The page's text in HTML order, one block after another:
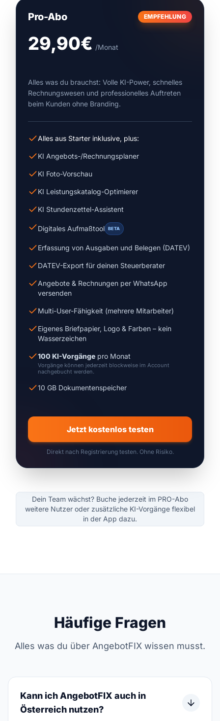
Pro-Abo EMPFEHLUNG
29,90€ /Monat
Alles was du brauchst: Volle KI-Power, schnelles
Rechnungswesen und professionelles Auftreten
beim Kunden ohne Branding.
Alles aus Starter inklusive, plus:
KI Angebots-/Rechnungsplaner
KI Foto-Vorschau
KI Leistungskatalog-Optimierer
KI Stundenzettel-Assistent
Digitales Aufmaßtool BETA
Erfassung von Ausgaben und Belegen (DATEV)
DATEV-Export für deinen Steuerberater
Angebote & Rechnungen per WhatsApp
versenden
Multi-User-Fähigkeit (mehrere Mitarbeiter)
Eigenes Briefpapier, Logo & Farben – kein
Wasserzeichen
100 KI-Vorgänge pro Monat
Vorgänge können jederzeit blockweise im Account
nachgebucht werden.
10 GB Dokumentenspeicher
Jetzt kostenlos testen
Direkt nach Registrierung testen. Ohne Risiko.
Dein Team wächst? Buche jederzeit im PRO-Abo
weitere Nutzer oder zusätzliche KI-Vorgänge flexibel
in der App dazu.
Häufige Fragen
Alles was du über AngebotFIX wissen musst.
Kann ich AngebotFIX auch in
Österreich nutzen?